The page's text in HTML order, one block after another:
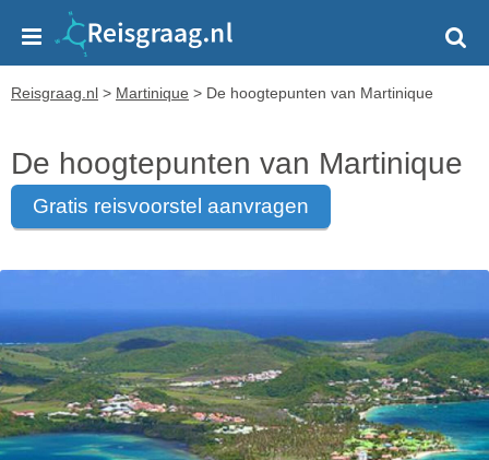
Reisgraag.nl > Martinique > De hoogtepunten van Martinique
De hoogtepunten van Martinique
gratis reisvoorstel aanvragen